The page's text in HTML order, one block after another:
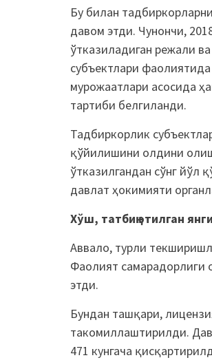
Бу билан
давом этди. Чунончи,
ўтказиладиган режали
субъектлари
мурожаатлари асосида
тартиби белгиланди.
Тадбиркорлик
қўйилишини олдини
ўтказилгандан сўнг йўл
давлат ҳокимияти
Хўш, татбиқ этилган
Аввало, турли
Фаолият
этди.
Бундан ташқари,
такомиллаштирилди.
471 кунгача